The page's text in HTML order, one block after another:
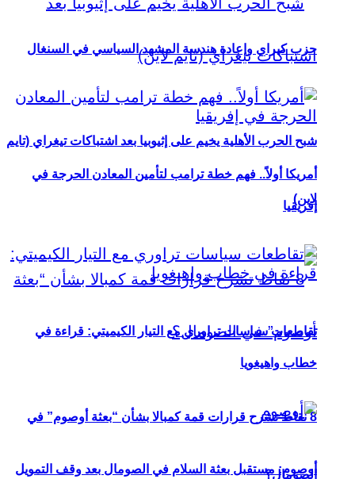
شبح الحرب الأهلية يخيم على إثيوبيا بعد اشتباكات تيغراي (تايم
لاين)
8 نقاط تشرح قرارات قمة كمبالا بشأن “بعثة أوصوم” في
الصومال؟
حزب كيراي وإعادة هندسة المشهد السياسي في السنغال
أمريكا أولاً.. فهم خطة ترامب لتأمين المعادن الحرجة في
إفريقيا
تقاطعات سياسات تراوري مع التيار الكيميتي: قراءة في
خطاب واهيغويا
أوصوم: مستقبل بعثة السلام في الصومال بعد وقف التمويل